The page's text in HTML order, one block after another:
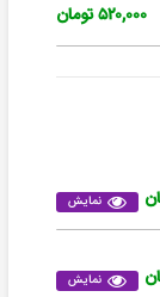
۵۲۰,۰۰۰ تومان
نمایش
نمایش